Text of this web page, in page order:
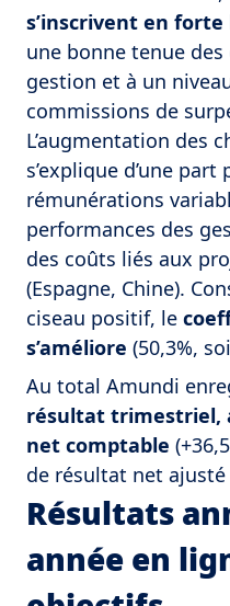
s’inscrivent en forte
une bonne tenue
gestion et à un
commissions de
L’augmentation des
s’explique d’une
rémunérations
performances des
des coûts liés aux
(Espagne, Chine).
ciseau positif, le
s’améliore (50,3%,
Au total Amundi
résultat trimestriel,
net comptable
de résultat net ajusté
Résultats
année en